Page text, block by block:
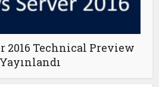
2016 Technical Preview